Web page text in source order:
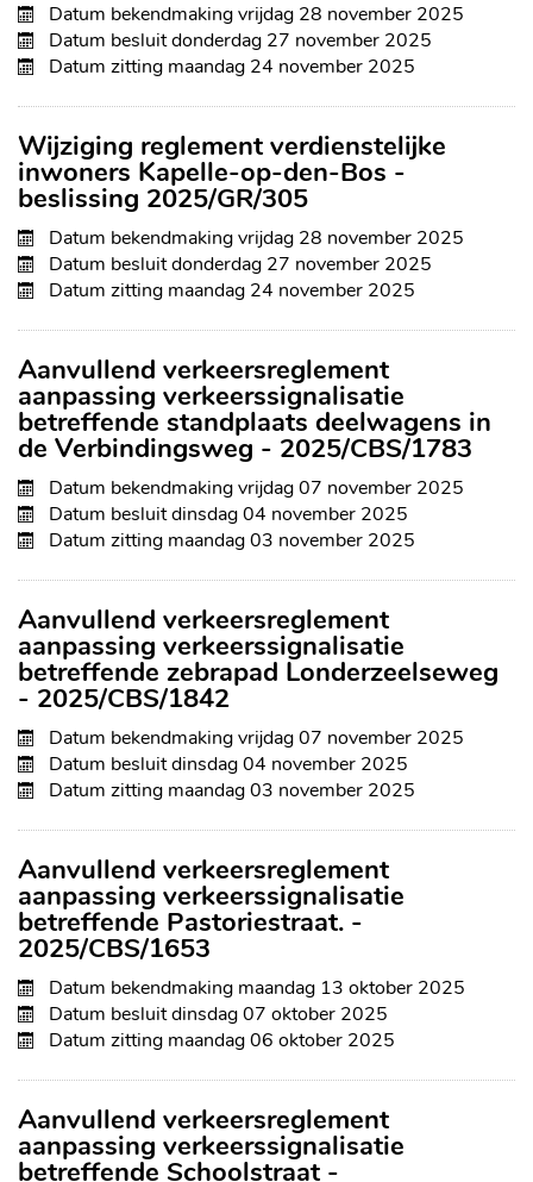
Datum bekendmakingvrijdag 28 november 2025
Datum besluitdonderdag 27 november 2025
Datum zitting maandag 24 november 2025
Wijziging reglement verdienstelijke
inwoners Kapelle-op-den-Bos -
beslissing 2025/GR/305
Datum bekendmakingvrijdag 28 november 2025
Datum besluitdonderdag 27 november 2025
Datum zitting maandag 24 november 2025
Aanvullend verkeersreglement
aanpassing verkeerssignalisatie
betreffende standplaats deelwagens in
de Verbindingsweg - 2025/CBS/1783
Datum bekendmakingvrijdag 07 november 2025
Datum besluitdinsdag 04 november 2025
Datum zitting maandag 03 november 2025
Aanvullend verkeersreglement
aanpassing verkeerssignalisatie
betreffende zebrapad Londerzeelseweg
- 2025/CBS/1842
Datum bekendmakingvrijdag 07 november 2025
Datum besluitdinsdag 04 november 2025
Datum zitting maandag 03 november 2025
Aanvullend verkeersreglement
aanpassing verkeerssignalisatie
betreffende Pastoriestraat. -
2025/CBS/1653
Datum bekendmaking maandag 13 oktober 2025
Datum besluitdinsdag 07 oktober 2025
Datum zitting maandag 06 oktober 2025
Aanvullend verkeersreglement
aanpassing verkeerssignalisatie
betreffende Schoolstraat -